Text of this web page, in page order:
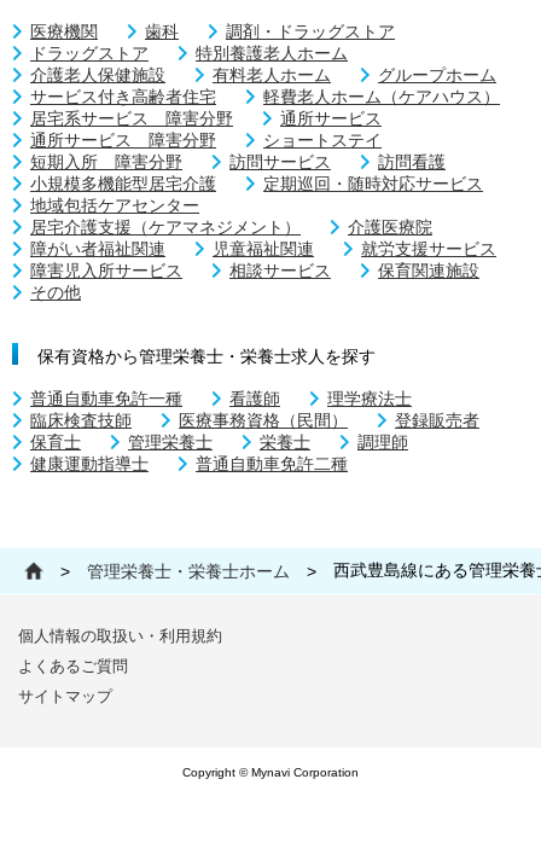
医療機関 歯科
調剤・ドラッグストア
ドラッグストア
特別養護老人ホーム
介護老人保健施設
有料老人ホーム
グループホーム
サービス付き高齢者住宅
軽費老人ホーム（ケアハウス）
居宅系サービス 障害分野
通所サービス
通所サービス 障害分野
ショートステイ
短期入所 障害分野
訪問サービス
訪問看護
小規模多機能型居宅介護
定期巡回・随時対応サービス
地域包括ケアセンター
居宅介護支援（ケアマネジメント）
介護医療院
障がい者福祉関連
児童福祉関連
就労支援サービス
障害児入所サービス
相談サービス
保育関連施設
その他
保有資格から管理栄養士・栄養士求人を探す
普通自動車免許一種 看護師
理学療法士
臨床検査技師
医療事務資格（民間）
登録販売者
保育士
管理栄養士 栄養士
調理師
健康運動指導士
普通自動車免許二種
> 管理栄養士・栄養士ホーム > 西武豊島線にある管理栄
個人情報の取扱い・利用規約
よくあるご質問
サイトマップ
Copyright © Mynavi Corporation